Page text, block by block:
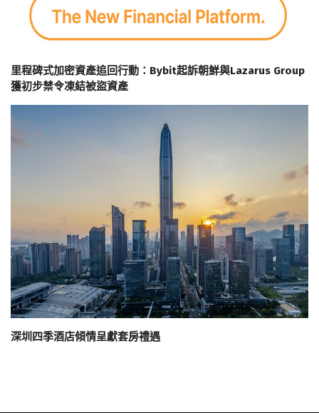
里程碑式加密資產追回行動：Bybit起訴朝鮮與Lazarus Group
獲初步禁令凍結被盜資產
深圳四季酒店傾情呈獻套房禮遇